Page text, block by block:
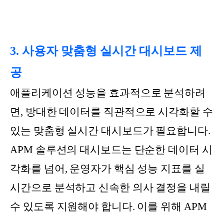
3. 사용자 맞춤형 실시간 대시보드 제
공
애플리케이션 성능을 효과적으로 분석하려
면, 방대한 데이터를 직관적으로 시각화할 수
있는 맞춤형 실시간 대시보드가 필요합니다.
APM 솔루션의 대시보드는 단순한 데이터 시
각화를 넘어, 운영자가 핵심 성능 지표를 실
시간으로 분석하고 신속한 의사 결정을 내릴
수 있도록 지원해야 합니다. 이를 위해 APM